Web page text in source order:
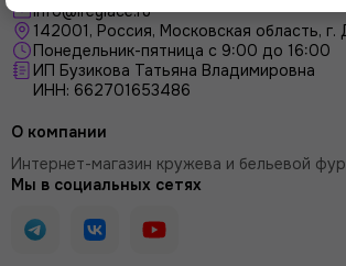
info@ireylace.ru
142001, Россия, Московская область, г.
Понедельник-пятница с 9:00 до 16:00
ИП Бузикова Татьяна Владимировна
ИНН: 662701653486
О компании
Интернет-магазин кружева и бельевой
Мы в социальных сетях